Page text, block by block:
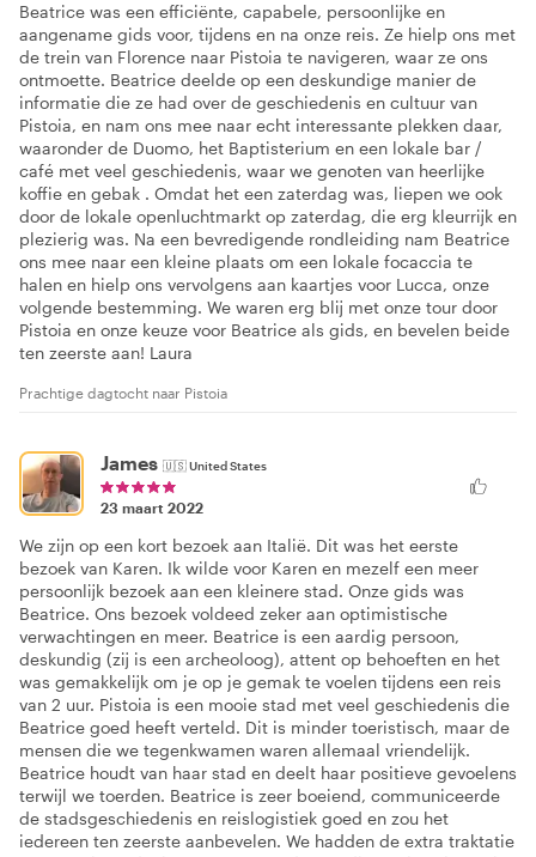
Beatrice was een efficiënte, capabele, persoonlijke en
aangename gids voor, tijdens en na onze reis. Ze hielp ons met
de trein van Florence naar Pistoia te navigeren, waar ze ons
ontmoette. Beatrice deelde op een deskundige manier de
informatie die ze had over de geschiedenis en cultuur van
Pistoia, en nam ons mee naar echt interessante plekken daar,
waaronder de Duomo, het Baptisterium en een lokale bar /
café met veel geschiedenis, waar we genoten van heerlijke
koffie en gebak . Omdat het een zaterdag was, liepen we ook
door de lokale openluchtmarkt op zaterdag, die erg kleurrijk en
plezierig was. Na een bevredigende rondleiding nam Beatrice
ons mee naar een kleine plaats om een lokale focaccia te
halen en hielp ons vervolgens aan kaartjes voor Lucca, onze
volgende bestemming. We waren erg blij met onze tour door
Pistoia en onze keuze voor Beatrice als gids, en bevelen beide
ten zeerste aan! Laura
Prachtige dagtocht naar Pistoia
James 🇺🇸United States
23 maart 2022
We zijn op een kort bezoek aan Italië. Dit was het eerste
bezoek van Karen. Ik wilde voor Karen en mezelf een meer
persoonlijk bezoek aan een kleinere stad. Onze gids was
Beatrice. Ons bezoek voldeed zeker aan optimistische
verwachtingen en meer. Beatrice is een aardig persoon,
deskundig (zij is een archeoloog), attent op behoeften en het
was gemakkelijk om je op je gemak te voelen tijdens een reis
van 2 uur. Pistoia is een mooie stad met veel geschiedenis die
Beatrice goed heeft verteld. Dit is minder toeristisch, maar de
mensen die we tegenkwamen waren allemaal vriendelijk.
Beatrice houdt van haar stad en deelt haar positieve gevoelens
terwijl we toerden. Beatrice is zeer boeiend, communiceerde
de stadsgeschiedenis en reislogistiek goed en zou het
iedereen ten zeerste aanbevelen. We hadden de extra traktatie